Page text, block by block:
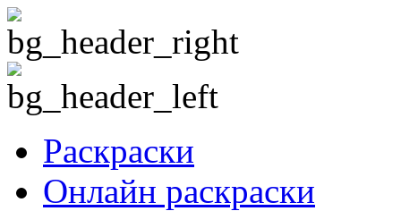
Раскраски
Онлайн раскраски